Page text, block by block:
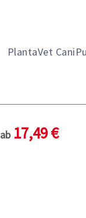
PlantaVet
ab 17,49 €